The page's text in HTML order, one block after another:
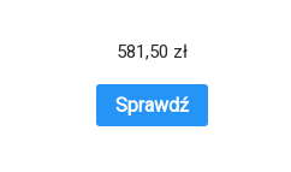
581,50 zł
Sprawdź